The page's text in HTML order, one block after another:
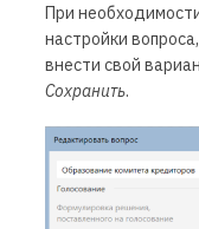
При
настройки
внести свой
Сохранить.